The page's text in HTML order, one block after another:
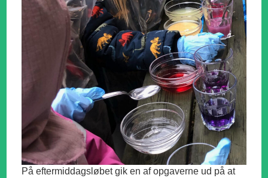
På eftermiddagsløbet gik en af opgaverne ud på at